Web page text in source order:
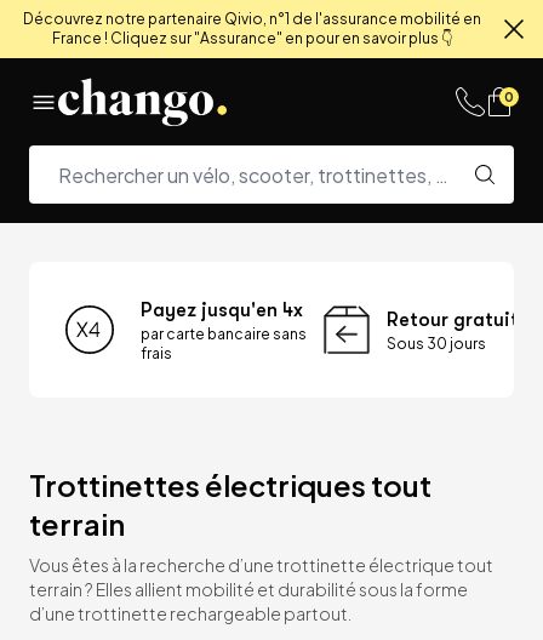
Découvrez notre partenaire Qivio, n°1 de l'assurance mobilité en
France ! Cliquez sur "Assurance" en pour en savoir plus 👇
0
Payez jusqu'en 4x
par carte bancaire sans
frais
Retour gratuit
Sous 30 jours
Trottinettes électriques tout
terrain
Vous êtes à la recherche d’une trottinette électrique tout
terrain ? Elles allient mobilité et durabilité sous la forme
d’une trottinette rechargeable partout.